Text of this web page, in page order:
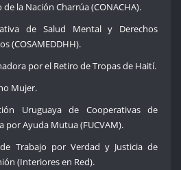
de la Nación Charrúa (CONACHA).
de Salud Mental y Derechos
(COSAMEDDHH).
por el Retiro de Tropas de Haití.
Mujer.
Uruguaya de Cooperativas de
por Ayuda Mutua (FUCVAM).
Trabajo por Verdad y Justicia de
(Interiores en Red).